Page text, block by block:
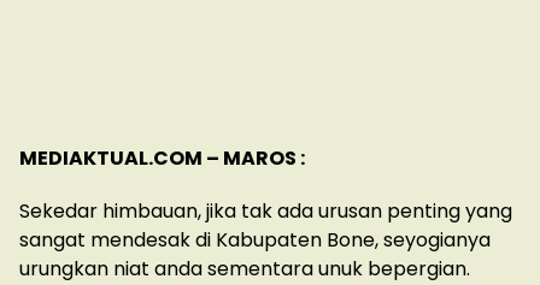
MEDIAKTUAL.COM – MAROS :
Sekedar himbauan, jika tak ada urusan penting yang
sangat mendesak di Kabupaten Bone, seyogianya
urungkan niat anda sementara unuk bepergian.